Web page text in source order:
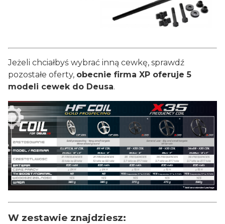
Jeżeli chciałbyś wybrać inną cewkę, sprawdź
pozostałe oferty, obecnie firma XP oferuje 5
modeli cewek do Deusa.
W zestawie znajdziesz: